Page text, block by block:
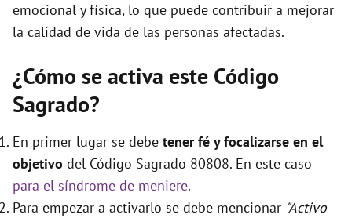
emocional y física, lo que puede contribuir a mejorar
la calidad de vida de las personas afectadas.
¿Cómo se activa este Código
Sagrado?
En primer lugar se debe tener fé y focalizarse en el
objetivo del Código Sagrado 80808. En este caso
para el síndrome de meniere.
Para empezar a activarlo se debe mencionar "Activo